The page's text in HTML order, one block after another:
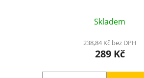
Skladem
238,84 Kč bez DPH
289 Kč